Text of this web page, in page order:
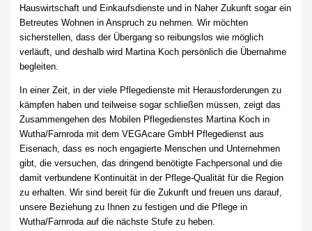
Hauswirtschaft und Einkaufsdienste und in Naher Zukunft sogar ein
Betreutes Wohnen in Anspruch zu nehmen. Wir möchten
sicherstellen, dass der Übergang so reibungslos wie möglich
verläuft, und deshalb wird Martina Koch persönlich die Übernahme
begleiten.
In einer Zeit, in der viele Pflegedienste mit Herausforderungen zu
kämpfen haben und teilweise sogar schließen müssen, zeigt das
Zusammengehen des Mobilen Pflegedienstes Martina Koch in
Wutha/Farnroda mit dem VEGAcare GmbH Pflegedienst aus
Eisenach, dass es noch engagierte Menschen und Unternehmen
gibt, die versuchen, das dringend benötigte Fachpersonal und die
damit verbundene Kontinuität in der Pflege-Qualität für die Region
zu erhalten. Wir sind bereit für die Zukunft und freuen uns darauf,
unsere Beziehung zu Ihnen zu festigen und die Pflege in
Wutha/Farnroda auf die nächste Stufe zu heben.